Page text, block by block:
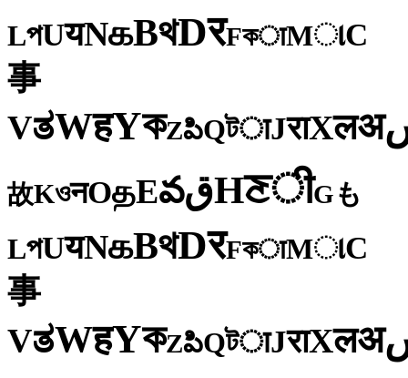
LপUयNகBথDरFকाMાC
事
VತWहYকZపిQটाJराXलअ
故KওनOதEవقHਣीGも
LপUयNகBথDरFকाMાC
事
VತWहYকZపిQটाJराXलअ